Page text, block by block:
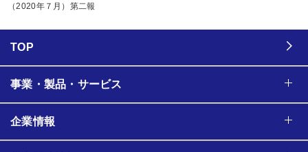
（2020年７月）第二報
TOP
事業・製品・サービス
企業情報